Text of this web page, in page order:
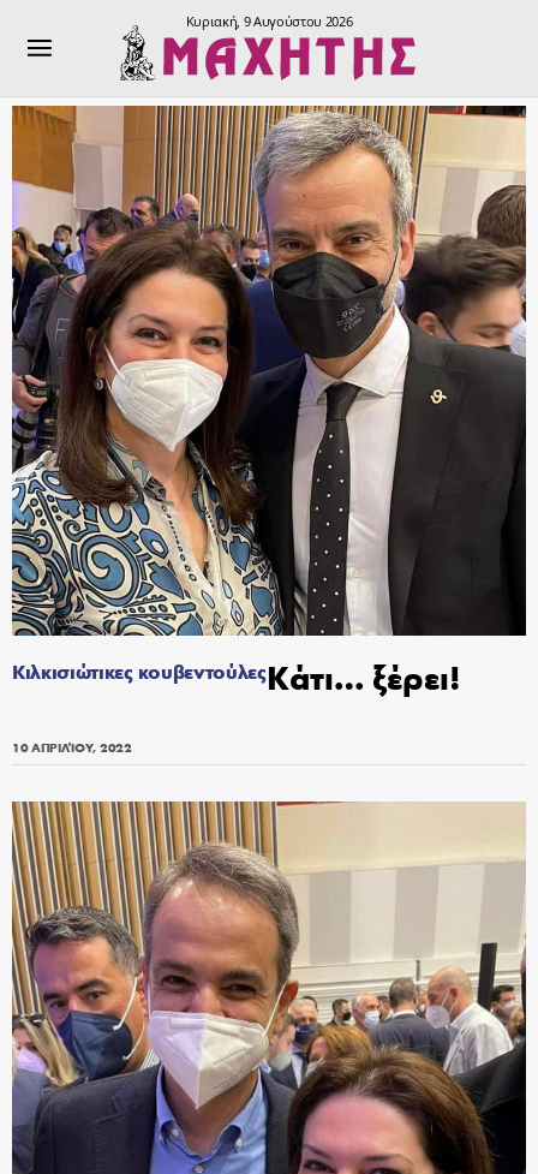
Κυριακή, 9 Αυγούστου 2026
Κιλκισιώτικες κουβεντούλεςΚάτι… ξέρει!
10 ΑΠΡΙΛΊΟΥ, 2022